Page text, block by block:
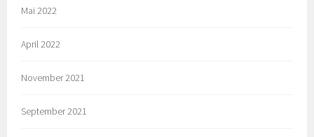
Mai 2022
April 2022
November 2021
September 2021